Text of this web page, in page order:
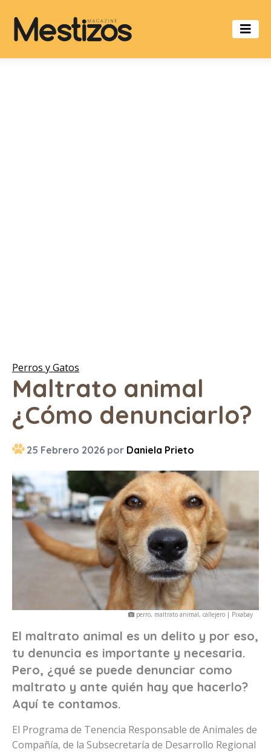
Perros y Gatos
Maltrato animal
¿Cómo denunciarlo?
25 Febrero 2026 por Daniela Prieto
perro, maltrato animal, callejero | Pixabay
El maltrato animal es un delito y por eso,
tu denuncia es importante y necesaria.
Pero, ¿qué se puede denunciar como
maltrato y ante quién hay que hacerlo?
Aquí te contamos.
El Programa de Tenencia Responsable de Animales de
Compañía, de la Subsecretaría de Desarrollo Regional